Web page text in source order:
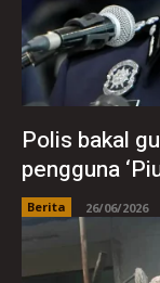
Polis bakal
pengguna
Berita 26/06/2026